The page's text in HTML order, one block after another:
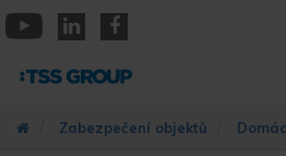
Přejít
k
hlavnímu
obsahu
Zabezpečení objektů